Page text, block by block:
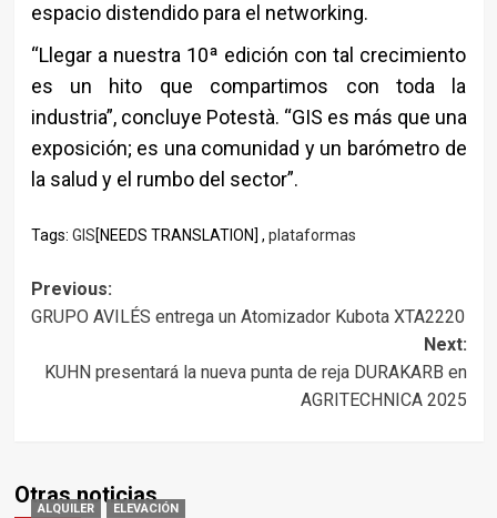
espacio distendido para el networking.
“Llegar a nuestra 10ª edición con tal crecimiento
es un hito que compartimos con toda la
industria”, concluye Potestà. “GIS es más que una
exposición; es una comunidad y un barómetro de
la salud y el rumbo del sector”.
Tags: GIS[NEEDS TRANSLATION] , plataformas
Post
Previous:
GRUPO AVILÉS entrega un Atomizador Kubota XTA2220
Next:
KUHN presentará la nueva punta de reja DURAKARB en
AGRITECHNICA 2025
Otras noticias
ALQUILER ELEVACIÓN